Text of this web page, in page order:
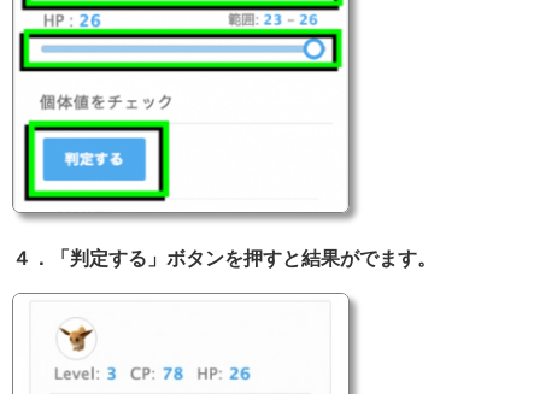
４．「判定する」ボタンを押すと結果がでます。